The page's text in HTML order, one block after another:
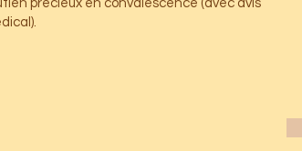
précieux en convalescence (avec avis